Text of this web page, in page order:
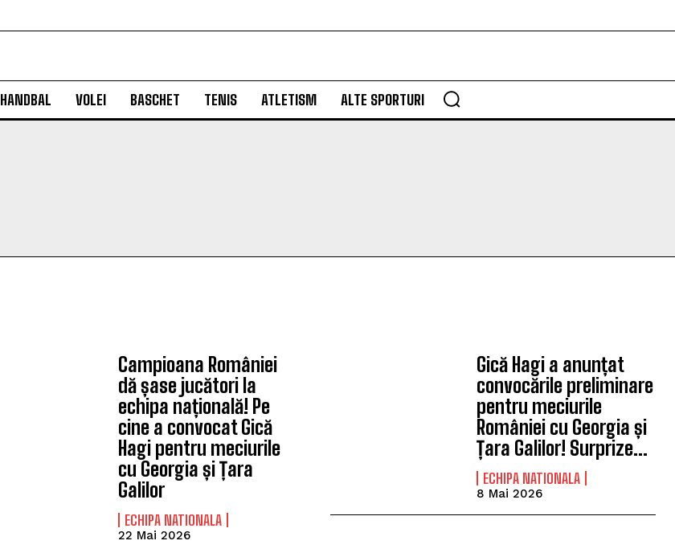
HANDBAL VOLEI BASCHET TENIS ATLETISM ALTE SPORTURI
Campioana României
dă șase jucători la
echipa națională! Pe
cine a convocat Gică
Hagi pentru meciurile
cu Georgia și Țara
Galilor
ECHIPA NATIONALA
22 Mai 2026
Gică Hagi a anunțat
convocările preliminare
pentru meciurile
României cu Georgia și
Țara Galilor! Surprize…
ECHIPA NATIONALA
8 Mai 2026